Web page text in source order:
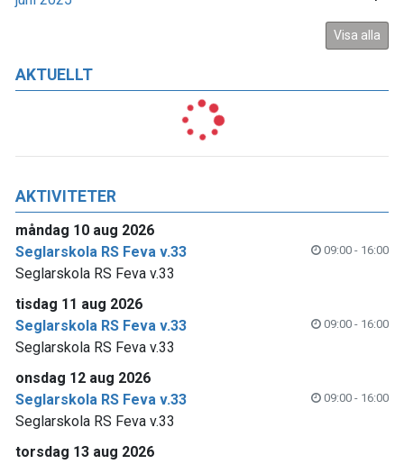
Visa alla
AKTUELLT
AKTIVITETER
måndag 10 aug 2026
Seglarskola RS Feva v.33
09:00 - 16:00
Seglarskola RS Feva v.33
tisdag 11 aug 2026
Seglarskola RS Feva v.33
09:00 - 16:00
Seglarskola RS Feva v.33
onsdag 12 aug 2026
Seglarskola RS Feva v.33
09:00 - 16:00
Seglarskola RS Feva v.33
torsdag 13 aug 2026